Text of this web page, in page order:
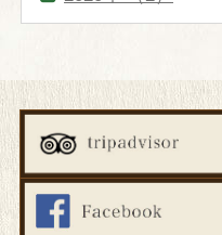
インフォメーション
お問い合わせ